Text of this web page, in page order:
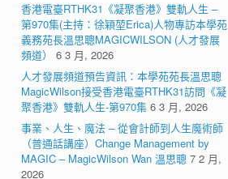
香港電臺RTHK31《凝聚香港》雙軌人生 –
第970集(主持：徐穎堃Erica)人物專訪本學苑
義務苑長溫思聰MAGICWILSON (人才發展
頻道）
6 3 月, 2026
人才發展頻道預告資訊：本學苑苑長溫思聰
MagicWilson接受香港電臺RTHK31訪問《凝
聚香港》雙軌人生-第970集 6 3 月, 2026
事業、人生、魔法 – 從會計師到人生魔術師
（普通話講座）Change Management by
MAGIC – MagicWilson Wan 溫思聰 7 2 月,
2026